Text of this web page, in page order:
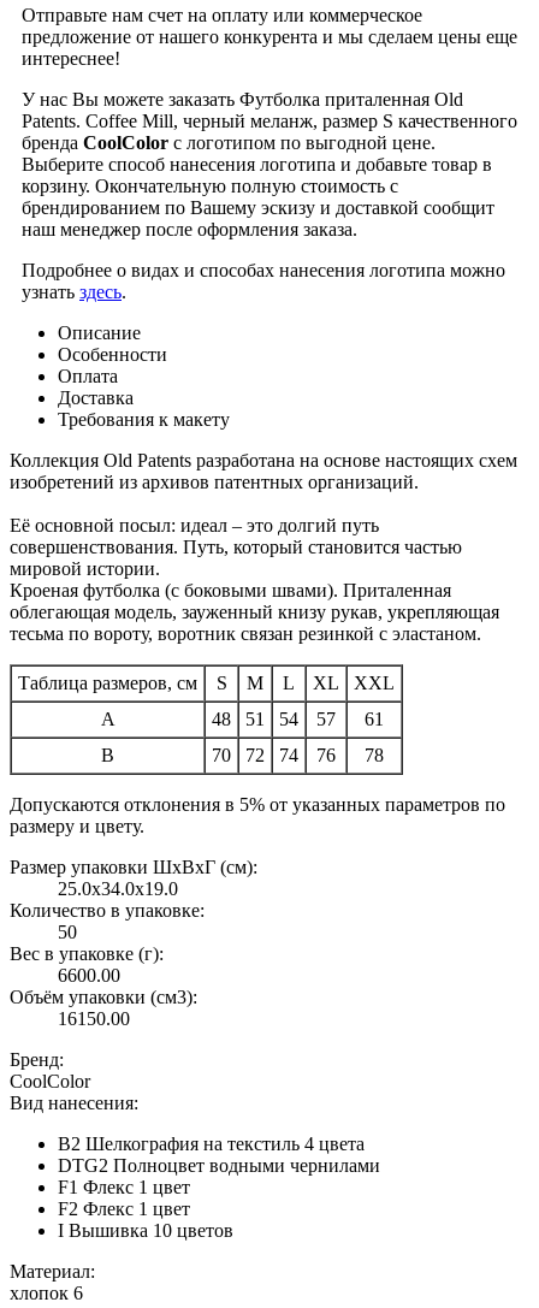
Отправьте нам счет на оплату или коммерческое
предложение от нашего конкурента и мы сделаем цены еще
интереснее!
У нас Вы можете заказать Футболка приталенная Old
Patents. Coffee Mill, черный меланж, размер S качественного
бренда CoolColor с логотипом по выгодной цене.
Выберите способ нанесения логотипа и добавьте товар в
корзину. Окончательную полную стоимость с
брендированием по Вашему эскизу и доставкой сообщит
наш менеджер после оформления заказа.
Подробнее о видах и способах нанесения логотипа можно
узнать здесь.
Описание
Особенности
Оплата
Доставка
Требования к макету
Коллекция Old Patents разработана на основе настоящих схем
изобретений из архивов патентных организаций.
Её основной посыл: идеал – это долгий путь
совершенствования. Путь, который становится частью
мировой истории.
Кроеная футболка (с боковыми швами). Приталенная
облегающая модель, зауженный книзу рукав, укрепляющая
тесьма по вороту, воротник связан резинкой с эластаном.
Таблица размеров, см S M L XL
XXL
A
48 51 54 57
61
B
70 72 74 76 78
Допускаются отклонения в 5% от указанных параметров по
размеру и цвету.
Размер упаковки ШxВxГ (см):
25.0x34.0x19.0
Количество в упаковке:
50
Вес в упаковке (г):
6600.00
Объём упаковки (см3):
16150.00
Бренд:
CoolColor
Вид нанесения:
B2 Шелкография на текстиль 4 цвета
DTG2 Полноцвет водными чернилами
F1 Флекс 1 цвет
F2 Флекс 1 цвет
I Вышивка 10 цветов
Материал:
хлопок 6